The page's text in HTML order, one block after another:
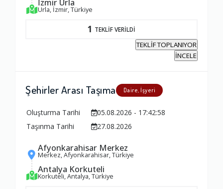
İzmir Urla
Urla, İzmir, Türkiye
1 TEKLİF VERİLDİ
TEKLİF TOPLANIYOR
İNCELE
Şehirler Arası Taşıma Daire, İşyeri
Oluşturma Tarihi
05.08.2026 - 17:42:58
Taşınma Tarihi
27.08.2026
Afyonkarahisar Merkez
Merkez, Afyonkarahisar, Türkiye
Antalya Korkuteli
Korkuteli, Antalya, Türkiye